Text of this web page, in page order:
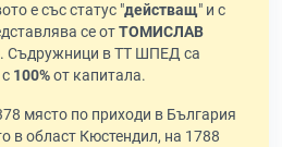
е със статус "действащ" и с
се отТОМИСЛАВ
. Съдружници в ТТ ШПЕД са
с 100%от капитала.
място по приходи в България
в област Кюстендил, на 1788